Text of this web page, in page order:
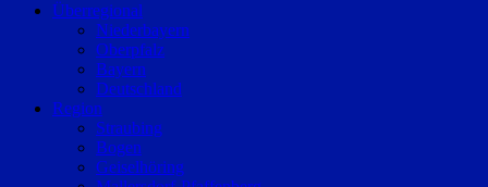
Überregional
Niederbayern
Oberpfalz
Bayern
Deutschland
Region
Straubing
Bogen
Geiselhöring